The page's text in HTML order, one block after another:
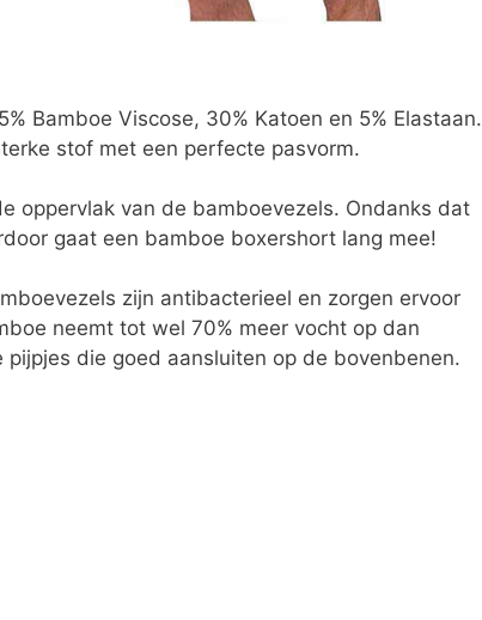
Bamboe Viscose, 30% Katoen en 5% Elastaan.
stof met een perfecte pasvorm.
oppervlak van de bamboevezels. Ondanks dat
gaat een bamboe boxershort lang mee!
zijn antibacterieel en zorgen ervoor
neemt tot wel 70% meer vocht op dan
die goed aansluiten op de bovenbenen.